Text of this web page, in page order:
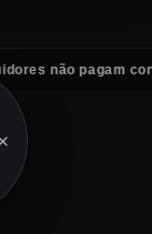
pagam contas —